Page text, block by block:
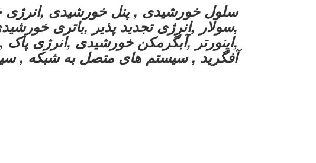
سلول خورشیدی , پنل خورشیدی
,سولار ,انرژی تجدید پذیر ,باتری
,اینورتر ,آبگرمکن خورشیدی ,انرژی پاک
آفگرید , سیستم های متصل به شبکه ,